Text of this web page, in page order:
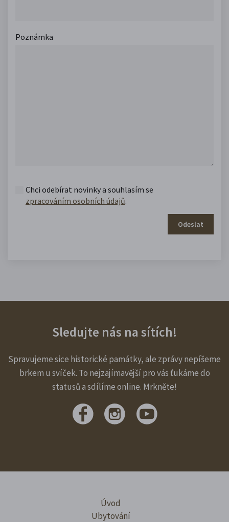
Poznámka
Chci odebírat novinky a souhlasím se
zpracováním osobních údajů.
Odeslat
Sledujte nás na sítích!
Spravujeme sice historické památky, ale zprávy nepíšeme
brkem u svíček. To nejzajímavější pro vás ťukáme do
statusů a sdílíme online. Mrkněte!
Úvod
Ubytování